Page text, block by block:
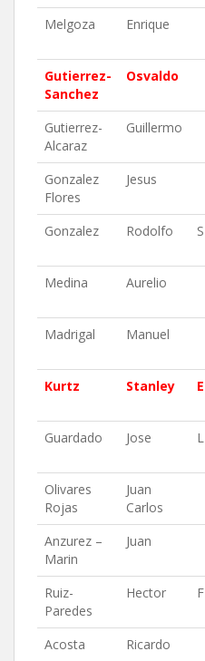
Melgoza Enrique
Gutierrez-
Sanchez
Osvaldo
Gutierrez-
Alcaraz
Guillermo
Gonzalez
Flores
Jesus
Gonzalez Rodolfo S
Medina Aurelio
Madrigal Manuel
Kurtz Stanley E
Guardado Jose L
Olivares
Rojas
Juan
Carlos
Anzurez –
Marin
Juan
Ruiz-
Paredes
Hector F
Acosta Ricardo